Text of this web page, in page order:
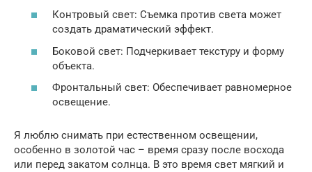
Контровый свет: Съемка против света может
создать драматический эффект.
Боковой свет: Подчеркивает текстуру и форму
объекта.
Фронтальный свет: Обеспечивает равномерное
освещение.
Я люблю снимать при естественном освещении,
особенно в золотой час – время сразу после восхода
или перед закатом солнца. В это время свет мягкий и